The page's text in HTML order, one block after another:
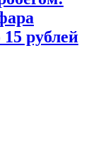
рублей